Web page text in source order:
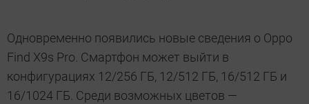
Одновременно появились новые сведения о Oppo
Find X9s Pro. Смартфон может выйти в
конфигурациях 12/256 ГБ, 12/512 ГБ, 16/512 ГБ и
16/1024 ГБ. Среди возможных цветов —